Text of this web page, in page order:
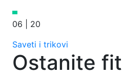
06 | 20
Saveti i trikovi
Ostanite